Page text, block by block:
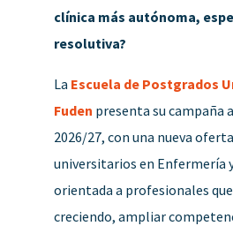
clínica más autónoma,
resolutiva?
La Escuela de Postgrados
Fuden presenta su campaña
2026/27, con una nueva
universitarios en Enfermería
orientada a profesionales
creciendo, ampliar